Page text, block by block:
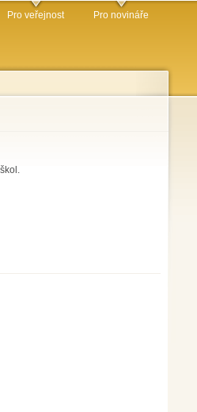
Pro veřejnost Pro novináře